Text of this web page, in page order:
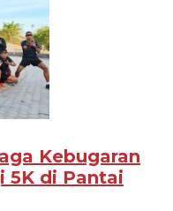
Kebugaran
5K di Pantai